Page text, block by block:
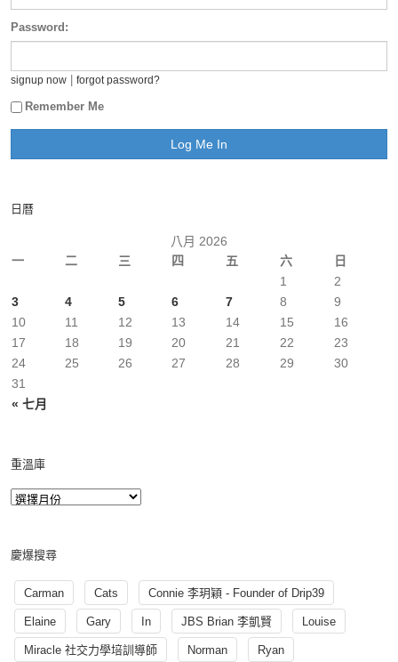
Password:
signup now forgot password?
Remember Me
日曆
八月 2026
一
二 三 四 五 六 日
« 七月
1
2
3
4 5 6 7 8
9
10
11 12 13 14 15
16
17
18 19 20 21 22
23
24
25 26 27 28 29
30
31
重溫庫
慶爆搜尋
Carman Cats Connie 李玥穎 - Founder of Drip39
Elaine Gary In JBS Brian 李凱賢 Louise
Miracle 社交力學培訓導師 Norman Ryan